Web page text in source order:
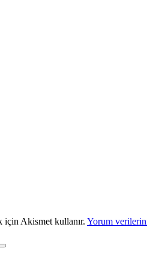
için Akismet kullanır. Yorum